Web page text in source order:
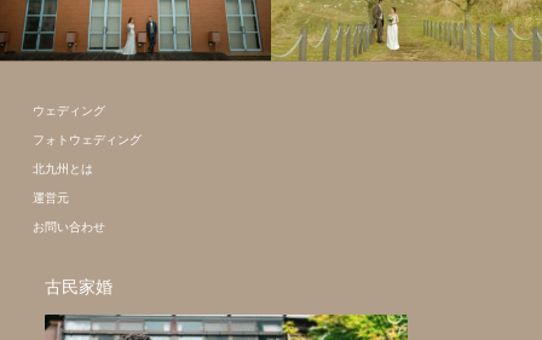
フォトウェディング
全て
のギャラリー
フォトウェディング 全て
のギャラリー
ウェディング
フォトウェディング
北九州とは
運営元
お問い合わせ
古民家婚